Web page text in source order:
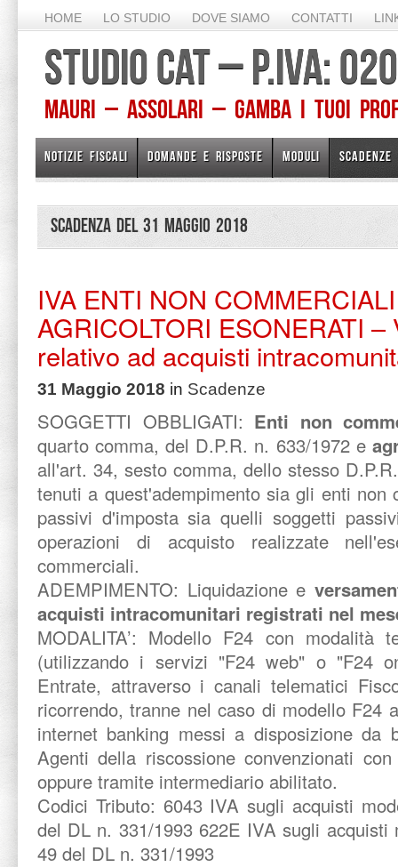
HOME LO STUDIO DOVE SIAMO CONTATTI
STUDIO CAT – P.IVA:
Mauri – Assolari – Gamba I TUOI
NOTIZIE FISCALI DOMANDE E RISPOSTE MODULI SCADENZE
Scadenza del 31 Maggio 2018
IVA ENTI NON
AGRICOLTORI ESONERATI –
relativo ad acquisti
31 Maggio 2018 in Scadenze
SOGGETTI OBBLIGATI: Enti non
quarto comma, del D.P.R. n. 633/1972 e
all'art. 34, sesto comma, dello stesso
tenuti a quest'adempimento sia gli enti non
passivi d'imposta sia quelli soggetti
operazioni di acquisto realizzate
commerciali.
ADEMPIMENTO: Liquidazione e
acquisti intracomunitari registrati nel
MODALITA’: Modello F24 con modalità
(utilizzando i servizi "F24 web" o "F24
Entrate, attraverso i canali telematici
ricorrendo, tranne nel caso di modello F24
internet banking messi a disposizione da
Agenti della riscossione convenzionati
oppure tramite intermediario abilitato.
Codici Tributo: 6043 IVA sugli acquisti
del DL n. 331/1993 622E IVA sugli
49 del DL n. 331/1993